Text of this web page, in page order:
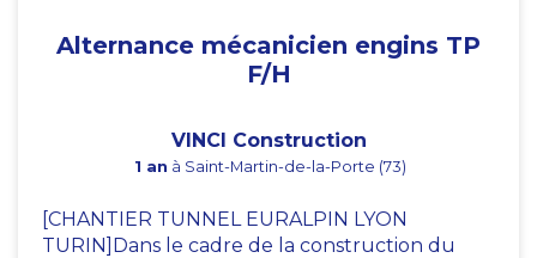
Alternance mécanicien engins TP
F/H
VINCI Construction
1 an à Saint-Martin-de-la-Porte (73)
[CHANTIER TUNNEL EURALPIN LYON
TURIN]Dans le cadre de la construction du